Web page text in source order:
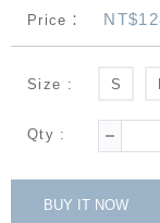
Price：
Size : S
Qty :
BUY IT NOW